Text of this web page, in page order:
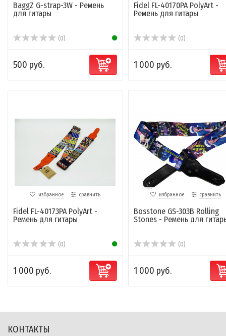
BaggZ G-strap-3W - Ремень
для гитары
(0)
500 руб.
Fidel FL-40170PA PolyArt -
Ремень для гитары
(0)
1 000 руб.
избранное сравнить
Fidel FL-40173PA PolyArt -
Ремень для гитары
(0)
1 000 руб.
избранное сравнить
Bosstone GS-303B Rolling
Stones - Ремень для
(0)
1 000 руб.
КОНТАКТЫ